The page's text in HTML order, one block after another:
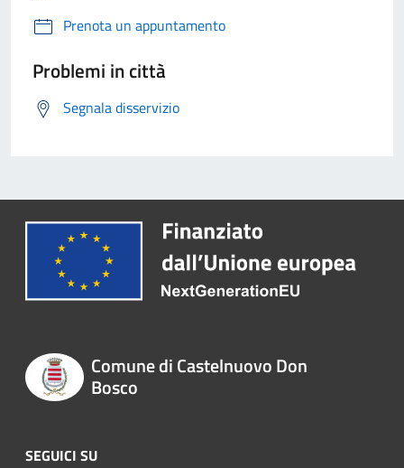
Prenota un appuntamento
Problemi in città
Segnala disservizio
Comune di Castelnuovo Don
Bosco
SEGUICI SU